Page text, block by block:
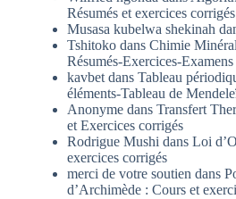
Résumés et exercices corrigés
Musasa kubelwa shekinah
Tshitoko dans Chimie
Résumés-Exercices-Examens
kavbet dans Tableau
éléments-Tableau de
Anonyme dans Transfert
et Exercices corrigés
Rodrigue Mushi dans Loi
exercices corrigés
merci de votre soutien dans
d’Archimède : Cours et